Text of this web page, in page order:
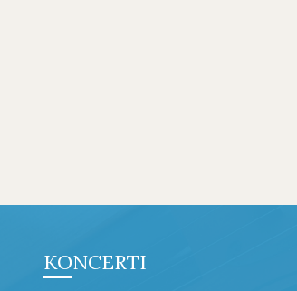
KONCERTI